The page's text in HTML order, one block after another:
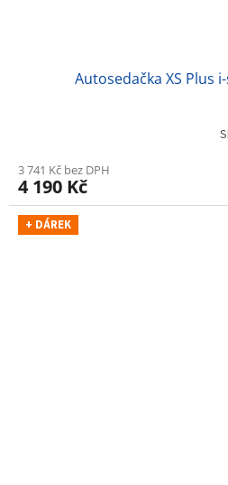
Autosedačka XS Plus
3 741 Kč bez DPH
4 190 Kč
+ DÁREK